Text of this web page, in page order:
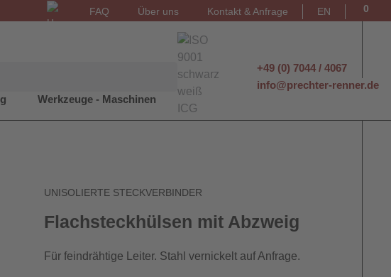
FAQ Über uns Kontakt & Anfrage EN 0
+49 (0) 7044 / 4067
info@prechter-renner.de
Werkzeuge - Maschinen
UNISOLIERTE STECKVERBINDER
Flachsteckhülsen mit Abzweig
Für feindrähtige Leiter. Stahl vernickelt auf Anfrage.